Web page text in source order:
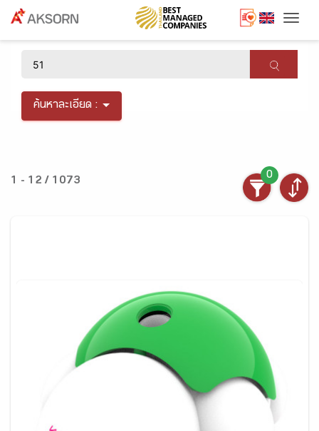
ค้นหาละเอียด :
1 - 12 / 1073
0